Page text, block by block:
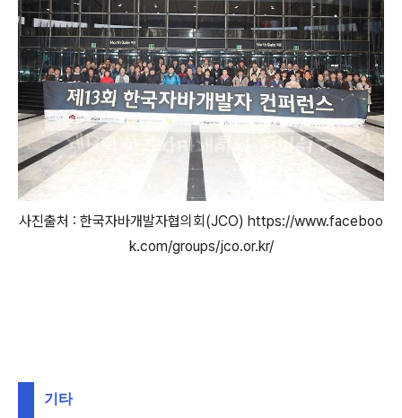
사진출처 : 한국자바개발자협의회(JCO) https://www.faceboo
k.com/groups/jco.or.kr/
기타